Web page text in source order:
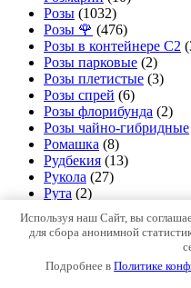
Розы (1032)
Розы 🌹 (476)
Розы в контейнере С2
Розы парковые (2)
Розы плетистые (3)
Розы спрей (6)
Розы флорибунда (2)
Розы чайно-гибридные
Ромашка (8)
Рудбекия (13)
Рукола (27)
Рута (2)
Саженцы земляники
Саженцы клубники и
Саженцы Питомник
Сакура (вишня
Используя наш Сайт, вы
для сбора анонимной
Подробнее вПолитике